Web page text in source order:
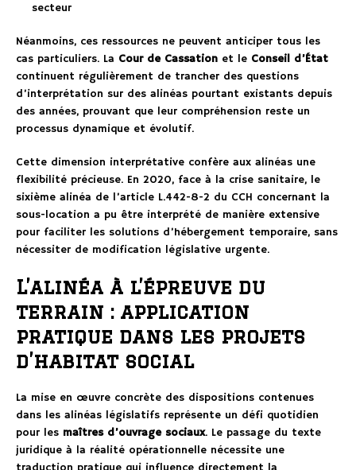
secteur
Néanmoins, ces ressources ne peuvent anticiper tous les
cas particuliers. La Cour de Cassation et le Conseil d’État
continuent régulièrement de trancher des questions
d’interprétation sur des alinéas pourtant existants depuis
des années, prouvant que leur compréhension reste un
processus dynamique et évolutif.
Cette dimension interprétative confère aux alinéas une
flexibilité précieuse. En 2020, face à la crise sanitaire, le
sixième alinéa de l’article L.442-8-2 du CCH concernant la
sous-location a pu être interprété de manière extensive
pour faciliter les solutions d’hébergement temporaire, sans
nécessiter de modification législative urgente.
L’alinéa à l’épreuve du
terrain : application
pratique dans les projets
d’habitat social
La mise en œuvre concrète des dispositions contenues
dans les alinéas législatifs représente un défi quotidien
pour les maîtres d’ouvrage sociaux. Le passage du texte
juridique à la réalité opérationnelle nécessite une